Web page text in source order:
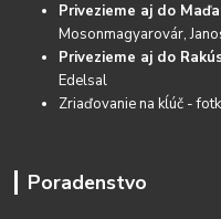
Privezieme aj do
Mosonmagyarovár,
Privezieme aj do
Edelsal
Zriaďovanie na kĺúč -
Poradenstvo